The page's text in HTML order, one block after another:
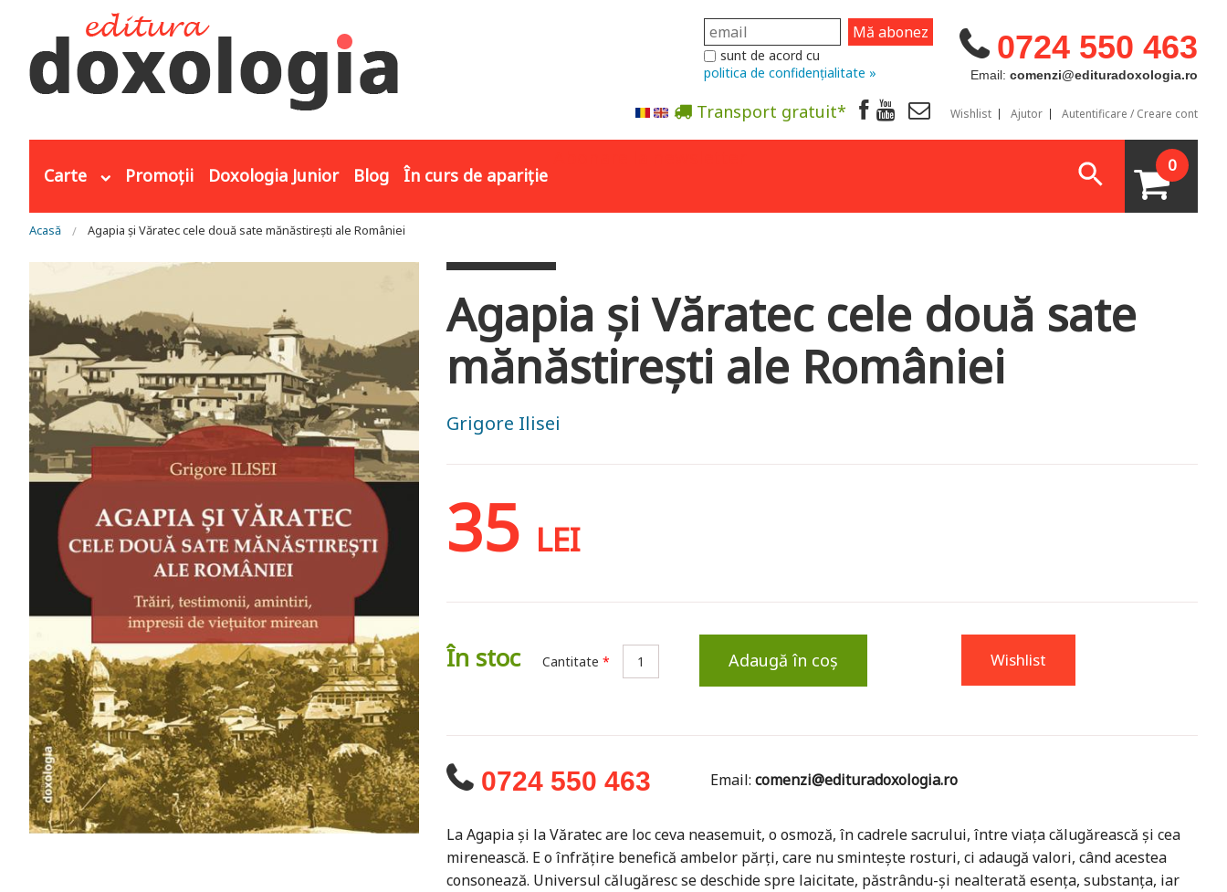
0724 550 463
Email: comenzi@edituradoxologia.ro
sunt de acord cu
politica de confidențialitate »
Transport gratuit* Wishlist Ajutor Autentificare / Creare cont
Carte Promoții Doxologia Junior Blog În curs de apariție 0
Eşti aici
Acasă Agapia și Văratec cele două sate mănăstirești ale României
Agapia și Văratec cele două sate
mănăstirești ale României
Grigore Ilisei
35 LEI
În stoc Cantitate * Adaugă în coș Wishlist
0724 550 463 Email:comenzi@edituradoxologia.ro
La Agapia și la Văratec are loc ceva neasemuit, o osmoză, în cadrele sacrului, între viața călugărească și cea
mirenească. E o înfrățire benefică ambelor părți, care nu smintește rosturi, ci adaugă valori, când acestea
consonează. Universul călugăresc se deschide spre laicitate, păstrându-și nealterată esența, substanța, iar